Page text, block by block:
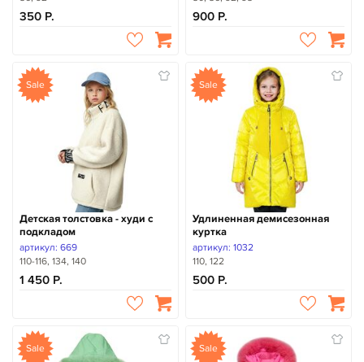
350 900
Sale
Детская толстовка - худи с
подкладом
артикул: 669
110-116, 134, 140
1 450
Sale
Удлиненная демисезонная
куртка
артикул: 1032
110, 122
500
Sale Sale